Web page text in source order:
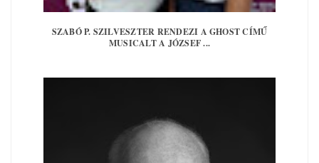
SZABÓ P. SZILVESZTER RENDEZI A GHOST CÍMŰ
MUSICALT A JÓZSEF ...